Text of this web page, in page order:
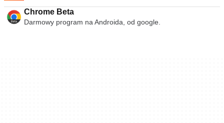
Chrome Beta
Darmowy program na Androida, od google.